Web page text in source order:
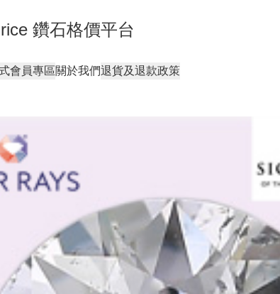
鑽石格價平台
會員專區關於我們退貨及退款政策